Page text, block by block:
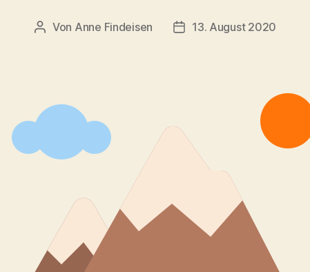
Beitragsautor
Von Anne Findeisen Veröffentlichungsdatum
13. August 2020